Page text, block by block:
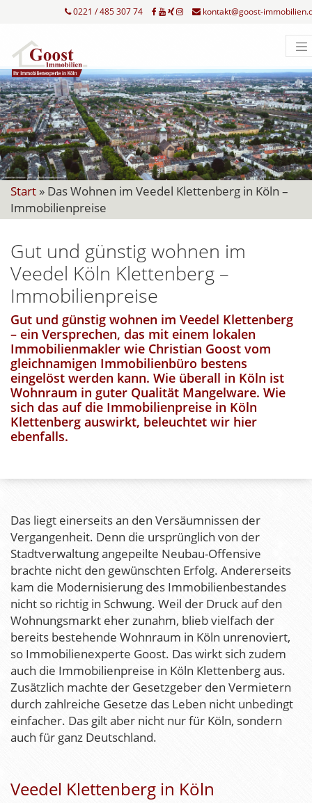
0221 / 485 307 74 kontakt@goost-
Start » Das Wohnen im Veedel Klettenberg in Köln –
Immobilienpreise
Gut und günstig wohnen im
Veedel Köln Klettenberg –
Immobilienpreise
Gut und günstig wohnen im Veedel Klettenberg
– ein Versprechen, das mit einem lokalen
Immobilienmakler wie Christian Goost vom
gleichnamigen Immobilienbüro bestens
eingelöst werden kann. Wie überall in Köln ist
Wohnraum in guter Qualität Mangelware. Wie
sich das auf die Immobilienpreise in Köln
Klettenberg auswirkt, beleuchtet wir hier
ebenfalls.
Das liegt einerseits an den Versäumnissen der
Vergangenheit. Denn die ursprünglich von der
Stadtverwaltung angepeilte Neubau-Offensive
brachte nicht den gewünschten Erfolg. Andererseits
kam die Modernisierung des Immobilienbestandes
nicht so richtig in Schwung. Weil der Druck auf den
Wohnungsmarkt eher zunahm, blieb vielfach der
bereits bestehende Wohnraum in Köln unrenoviert,
so Immobilienexperte Goost. Das wirkt sich zudem
auch die Immobilienpreise in Köln Klettenberg aus.
Zusätzlich machte der Gesetzgeber den Vermietern
durch zahlreiche Gesetze das Leben nicht unbedingt
einfacher. Das gilt aber nicht nur für Köln, sondern
auch für ganz Deutschland.
Veedel Klettenberg in Köln